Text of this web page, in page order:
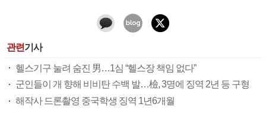
관련기사
헬스기구 눌려 숨진 男…1심 “헬스장 책임 없다”
군인들이 개 향해 비비탄 수백 발…檢, 3명에 징역 2년 등 구형
해작사 드론촬영 중국학생 징역 1년6개월